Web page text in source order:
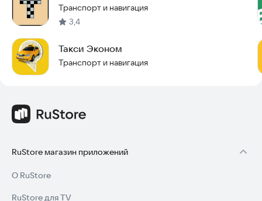
Транспорт и навигация
3,4
Такси Эконом
Транспорт и навигация
RuStore магазин приложений
О RuStore
RuStore для TV